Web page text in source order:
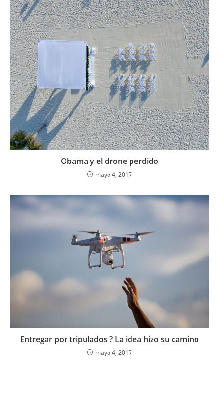
Obama y el drone perdido
mayo 4, 2017
Entregar por tripulados ? La idea hizo su camino
mayo 4, 2017